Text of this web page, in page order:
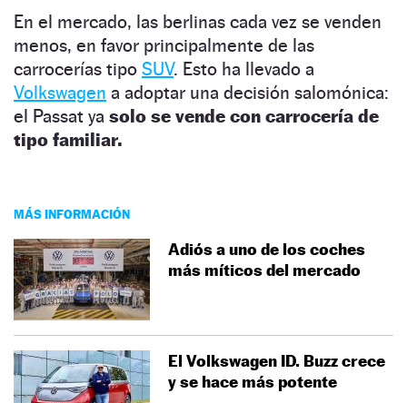
En el mercado, las berlinas cada vez se venden
menos, en favor principalmente de las
carrocerías tipo SUV. Esto ha llevado a
Volkswagen a adoptar una decisión salomónica:
el Passat ya solo se vende con carrocería de
tipo familiar.
MÁS INFORMACIÓN
Adiós a uno de los coches
más míticos del mercado
El Volkswagen ID. Buzz crece
y se hace más potente